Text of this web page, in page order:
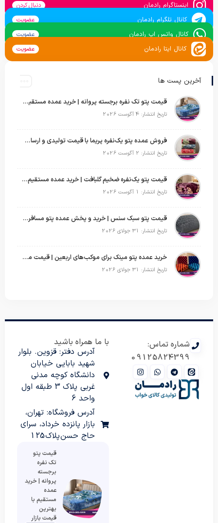
اینستاگرام رادمان دنبال کردن
کانال تلگرام رادمان عضویت
کانال واتس اپ رادمان عضویت
کانال ایتا رادمان عضویت
آخرین پست ها
قیمت پتو تک نفره برجسته پروانه | خرید عمده مستقیم با بهترین قیمت بازار
تاریخ انتشار: 4 آگوست 2026
فروش عمده پتو یک‌نفره پریما با قیمت تولیدی و ارسال به سراسر کشور
تاریخ انتشار: 2 آگوست 2026
قیمت پتو یک‌نفره ضخیم گلبافت | خرید عمده مستقیم با بهترین قیمت
تاریخ انتشار: 1 آگوست 2026
قیمت پتو سبک سنس | خرید و پخش عمده پتو مسافرتی Sense
تاریخ انتشار: 31 جولای 2026
خرید عمده پتو مینک برای موکب‌های اربعین | قیمت مناسب و ارسال سریع
تاریخ انتشار: 31 جولای 2026
شماره تماس:
09125824399
با ما همراه باشید
آدرس دفتر: قزوین. بلوار
شهید بابایی خیابان
دانشگاه کوچه مدنی
غربی پلاک 3 طبقه اول
واحد 6
آدرس فروشگاه: تهران،
بازار پانزده خرداد، سرای
حاج حسن پلاک 125
قیمت پتو
تک نفره
برجسته
پروانه | خرید
عمده
مستقیم با
بهترین
قیمت بازار